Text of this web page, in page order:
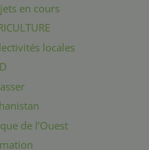
en cours
locales
de l’Ouest